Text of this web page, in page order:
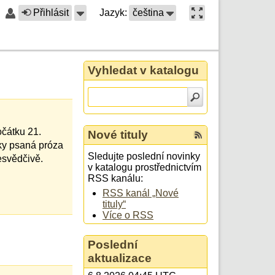
Přihlásit Jazyk: čeština
21.
psaná próza
Vyhledat v katalogu
Nové tituly
Sledujte poslední novinky
v katalogu prostřednictvím
RSS kanálu:
RSS kanál „Nové
tituly“
Více o RSS
Poslední
aktualizace